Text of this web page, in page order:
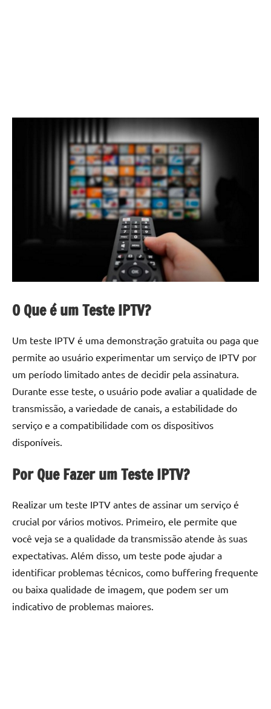
O Que é um Teste IPTV?
Um teste IPTV é uma demonstração gratuita ou paga que
permite ao usuário experimentar um serviço de IPTV por
um período limitado antes de decidir pela assinatura.
Durante esse teste, o usuário pode avaliar a qualidade de
transmissão, a variedade de canais, a estabilidade do
serviço e a compatibilidade com os dispositivos
disponíveis.
Por Que Fazer um Teste IPTV?
Realizar um teste IPTV antes de assinar um serviço é
crucial por vários motivos. Primeiro, ele permite que
você veja se a qualidade da transmissão atende às suas
expectativas. Além disso, um teste pode ajudar a
identificar problemas técnicos, como buffering frequente
ou baixa qualidade de imagem, que podem ser um
indicativo de problemas maiores.